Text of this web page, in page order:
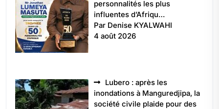
personnalités les plus
influentes d’Afriqu…
Par Denise KYALWAHI
4 août 2026
Lubero : après les
inondations à Manguredjipa, la
société civile plaide pour des